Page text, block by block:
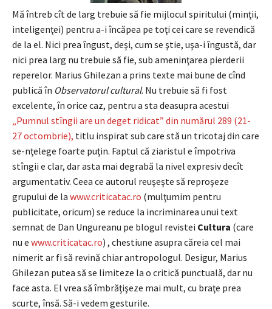
Mă întreb cît de larg trebuie să fie mijlocul spiritului (minţii,
inteligenţei) pentru a-i încăpea pe toţi cei care se revendică
de la el. Nici prea îngust, deşi, cum se ştie, uşa-i îngustă, dar
nici prea larg nu trebuie să fie, sub ameninţarea pierderii
reperelor. Marius Ghilezan a prins texte mai bune de cînd
publică în Observatorul cultural. Nu trebuie să fi fost
excelente, în orice caz, pentru a sta deasupra acestui
„Pumnul stîngii are un deget ridicat” din numărul 289 (21-
27 octombrie), titlu inspirat sub care stă un tricotaj din care
se-nţelege foarte puţin. Faptul că ziaristul e împotriva
stîngii e clar, dar asta mai degrabă la nivel expresiv decît
argumentativ. Ceea ce autorul reuşeşte să reproşeze
grupului de la www.criticatac.ro (mulţumim pentru
publicitate, oricum) se reduce la incriminarea unui text
semnat de Dan Ungureanu pe blogul revistei Cultura (care
nu e www.criticatac.ro) , chestiune asupra căreia cel mai
nimerit ar fi să revină chiar antropologul. Desigur, Marius
Ghilezan putea să se limiteze la o critică punctuală, dar nu
face asta. El vrea să îmbrăţişeze mai mult, cu braţe prea
scurte, însă. Să-i vedem gesturile.